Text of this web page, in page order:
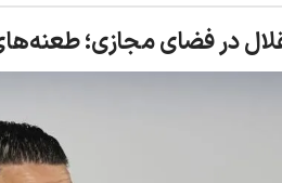
در فضای مجازی؛